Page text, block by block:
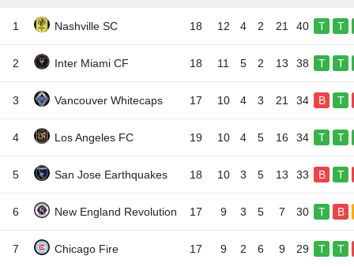
1 Nashville SC 18 12 4 2 21 40 T T
2 Inter Miami CF 18 11 5 2 13 38 T T
3 Vancouver Whitecaps 17 10 4 3 21 34 B T
4 Los Angeles FC 19 10 4 5 16 34 T T
5 San Jose Earthquakes 18 10 3 5 13 33 B T
6 New England Revolution 17 9 3 5 7 30 T B
7 Chicago Fire 17 9 2 6 9 29 T T